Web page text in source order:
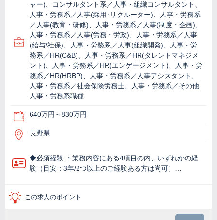
ャー)、コンサルタント系／人事・組織コンサルタント、
人事・労務系／人事(採用･リクルーター)、人事・労務系
／人事(教育・研修)、人事・労務系／人事(制度・企画)、
人事・労務系／人事(労務・労政)、人事・労務系／人事
(給与/社保)、人事・労務系／人事(組織開発)、人事・労
務系／HR(C&B)、人事・労務系／HR(タレントマネジメ
ント)、人事・労務系／HR(エンゲージメント)、人事・労
務系／HR(HRBP)、人事・労務系／人事アシスタント、
人事・労務系／社会保険労務士、人事・労務系／その他
人事・労務系職種
640万円～830万円
長野県
◆必須経験 ・業務内容にある4項目の内、いずれかの経
験（目安：3年/2つ以上のご経験ある方は尚可）…
この求人のポイント